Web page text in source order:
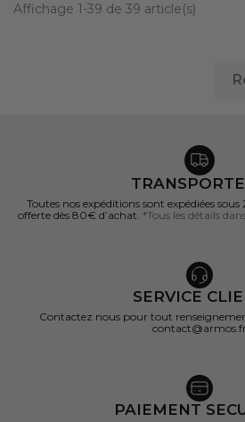
Affichage 1-39 de 39 article(s)
Toutes nos expéditions sont expédiées
offerte dès 80€ d’achat. *Tous les détails
SERVICE
Contactez nous pour tout
contact@armos.fr
PAIEMENT